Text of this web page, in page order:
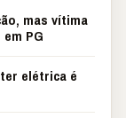
mas vítima
PG
elétrica é